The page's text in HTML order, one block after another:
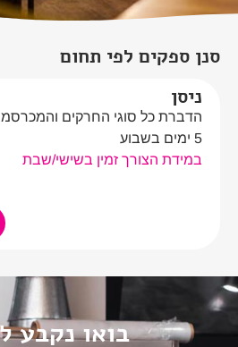
סנן ספקים לפי תחום
ניסן
הדברת כל סוגי החרקים
5 ימים בשבוע
במידת הצורך זמין בשישי/שבת
בואו נקבע